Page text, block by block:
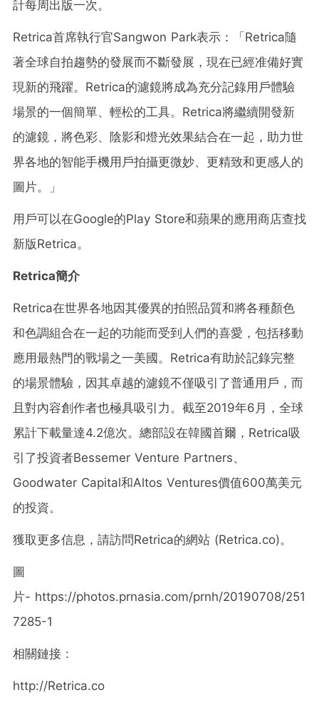
計每周出版一次。
Retrica首席執行官Sangwon Park表示：「Retrica隨
著全球自拍趨勢的發展而不斷發展，現在已經准備好實
現新的飛躍。Retrica的濾鏡將成為充分記錄用戶體驗
場景的一個簡單、輕松的工具。Retrica將繼續開發新
的濾鏡，將色彩、陰影和燈光效果結合在一起，助力世
界各地的智能手機用戶拍攝更微妙、更精致和更感人的
圖片。」
用戶可以在Google的Play Store和蘋果的應用商店查找
新版Retrica。
Retrica簡介
Retrica在世界各地因其優異的拍照品質和將各種顏色
和色調組合在一起的功能而受到人們的喜愛，包括移動
應用最熱門的戰場之一美國。Retrica有助於記錄完整
的場景體驗，因其卓越的濾鏡不僅吸引了普通用戶，而
且對內容創作者也極具吸引力。截至2019年6月，全球
累計下載量達4.2億次。總部設在韓國首爾，Retrica吸
引了投資者Bessemer Venture Partners、
Goodwater Capital和Altos Ventures價值600萬美元
的投資。
獲取更多信息，請訪問Retrica的網站 (Retrica.co)。
圖
片- https://photos.prnasia.com/prnh/20190708/251
7285-1
相關鏈接 :
http://Retrica.co